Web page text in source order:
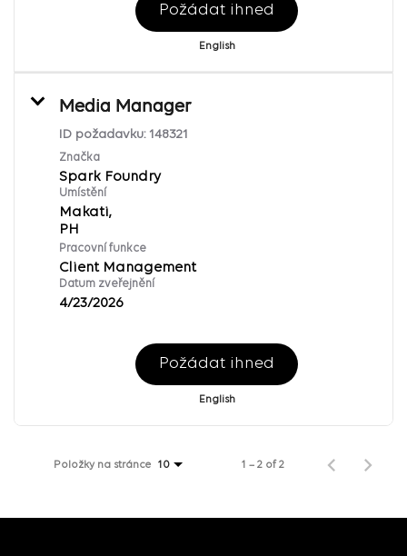
Požádat ihned
English
Media Manager
ID požadavku: 148321
Značka
Spark Foundry
Umístění
Makati,
Pracovní funkce
Client Management
Datum zveřejnění
4/23/2026
Požádat ihned
English
Položky na stránce 10 1 – 2 of 2